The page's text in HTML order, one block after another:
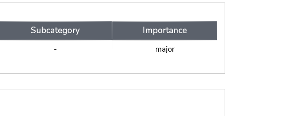
Subcategory Importance
- major